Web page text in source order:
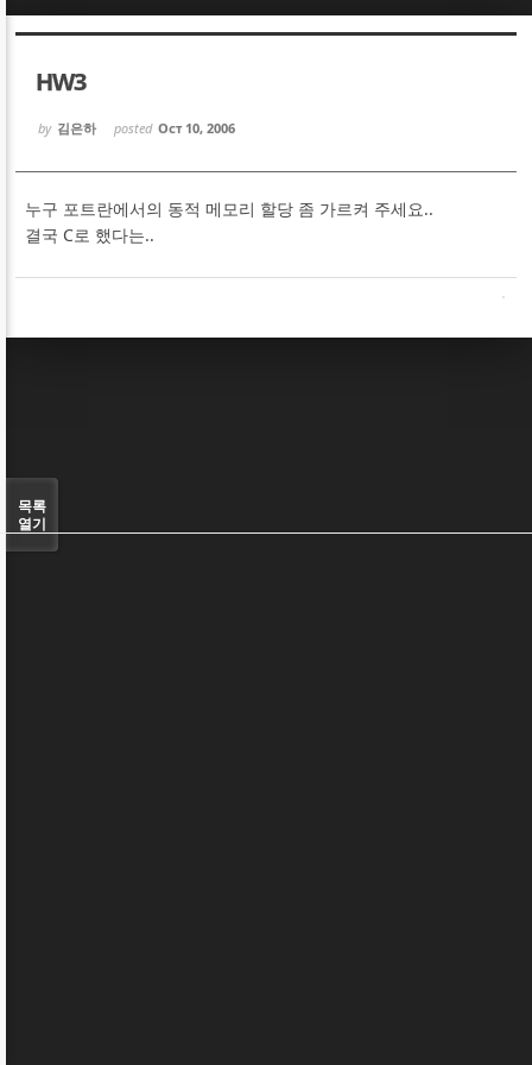
HW3
by 김은하 posted Oct 10, 2006
누구 포트란에서의 동적 메모리 할당 좀 가르켜 주세요..
결국 C로 했다는..
목록
열기
Sketchbook5, 스케치북5
Sketchbook5, 스케치북5
Sketchbook5, 스케치북5
Sketchbook5, 스케치북5